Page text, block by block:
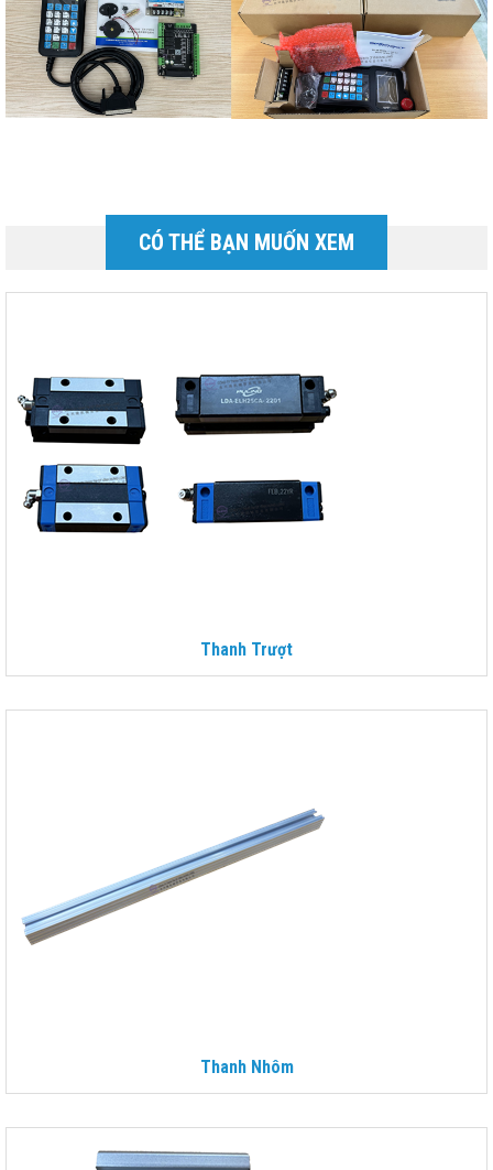
CÓ THỂ BẠN MUỐN XEM
Thanh Trượt
Thanh Nhôm